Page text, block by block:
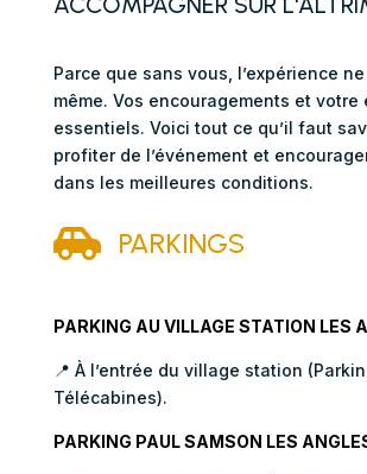
Parce que sans vous, l’expérience
même. Vos encouragements et votre
essentiels. Voici tout ce qu’il faut
profiter de l’événement et
dans les meilleures conditions.
 PARKINGS
PARKING AU VILLAGE STATION LES
📍 À l’entrée du village station
Télécabines).
PARKING PAUL SAMSON LES